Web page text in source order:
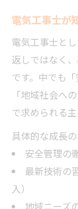
電気工事士が
電気工事士と
返しではなく
です。中でも
「地域社会へ
で求められる主
具体的な成長
安全管理の
最新技術の
入）
地域ニーズ